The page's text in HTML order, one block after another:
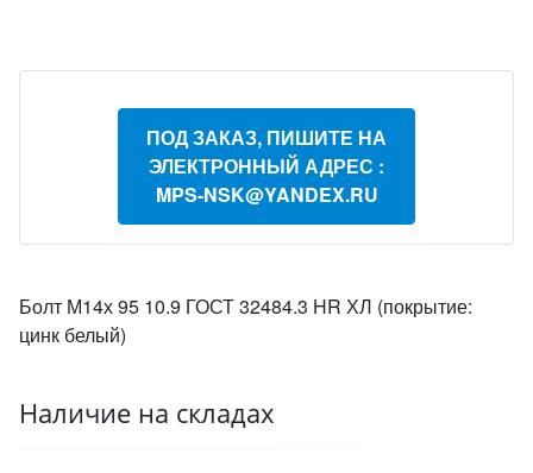
ПОД ЗАКАЗ, ПИШИТЕ НА
ЭЛЕКТРОННЫЙ АДРЕС :
MPS-NSK@YANDEX.RU
Болт М14х 95 10.9 ГОСТ 32484.3 HR ХЛ (покрытие:
цинк белый)
Наличие на складах